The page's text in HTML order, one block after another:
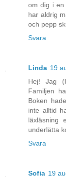
om dig i en
har aldrig
och pepp
Svara
Linda 19
Hej! Jag
Familjen
Boken
inte alltid
läxläsning
underlätta
Svara
Sofia 19